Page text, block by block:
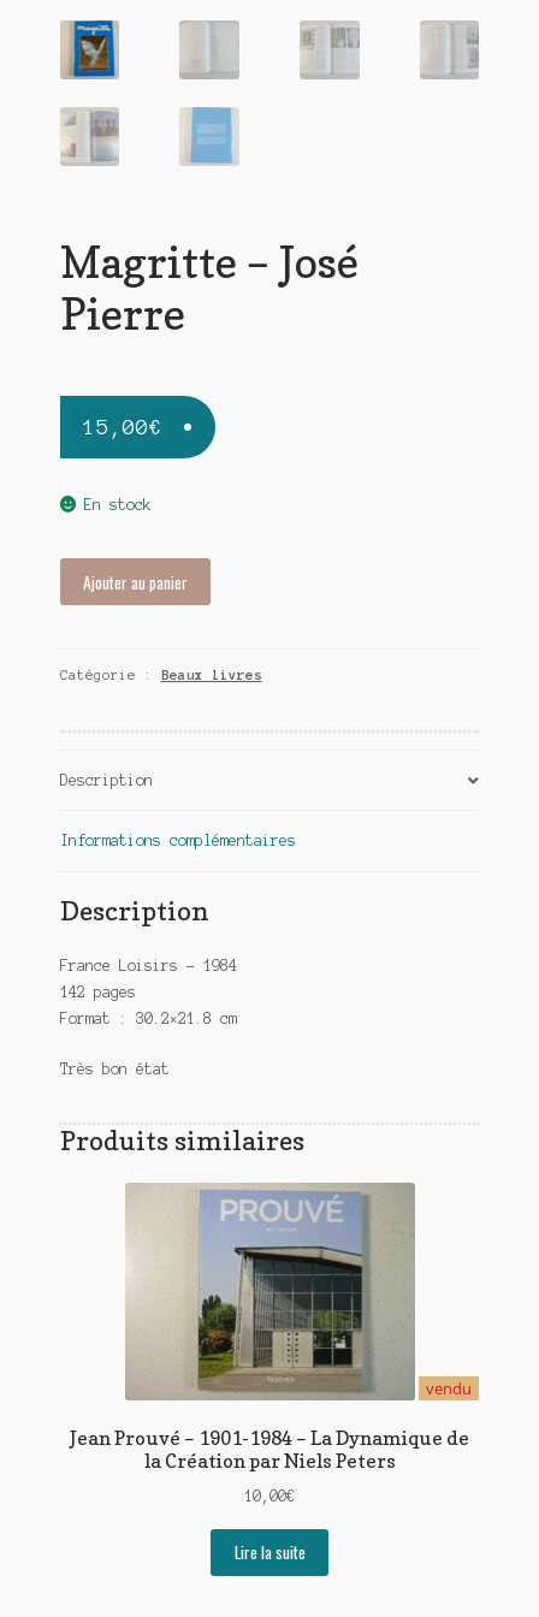
Magritte – José
Pierre
15,00€
En stock
José
Ajouter au panier
Catégorie : Beaux livres
Description
Informations complémentaires
Description
France Loisirs – 1984
142 pages
Format : 30.2×21.8 cm
Très bon état
Produits similaires
vendu
Jean Prouvé – 1901-1984 – La Dynamique de
la Création par Niels Peters
10,00€
Lire la suite